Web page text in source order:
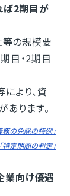
2期目が
等の規模要
目・2期目
より、資
ります。
の免除の特例」
特定期間の判定」
向け優遇